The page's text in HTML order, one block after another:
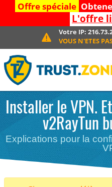
Offre spéciale
L'offre
Votre IP:
VOUS N'ETES
Installer le VPN.
v2RayTun
Explications pour la